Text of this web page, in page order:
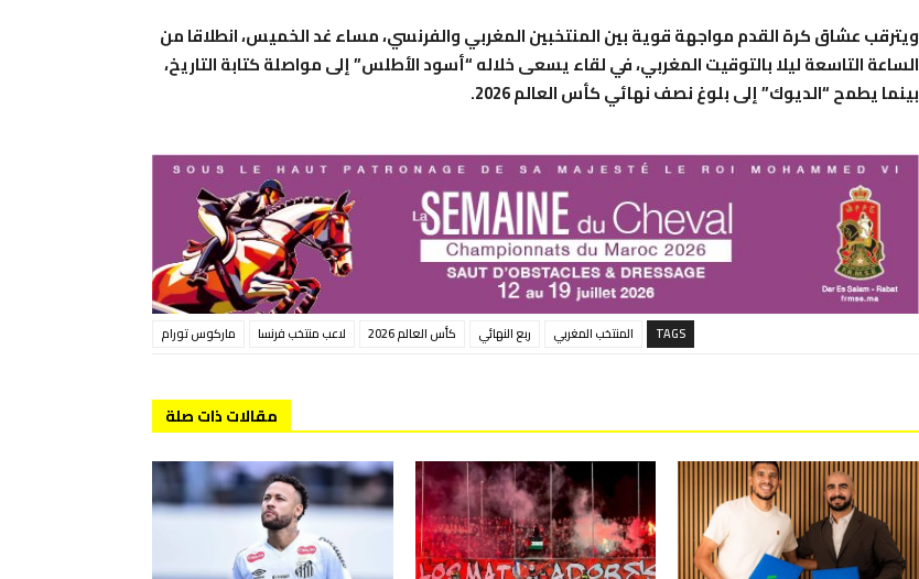
ويترقب عشاق كرة القدم مواجهة قوية بين المنتخبين المغربي والفرنسي، مساء غد الخميس، انطلاقا من
الساعة التاسعة ليلا بالتوقيت المغربي، في لقاء يسعى خلاله “أسود الأطلس” إلى مواصلة كتابة التاريخ،
بينما يطمح “الديوك” إلى بلوغ نصف نهائي كأس العالم 2026.
TAGS المنتخب المغربي ربع النهائي كأس العالم 2026 لاعب منتخب فرنسا ماركوس تورام
مقالات ذات صلة